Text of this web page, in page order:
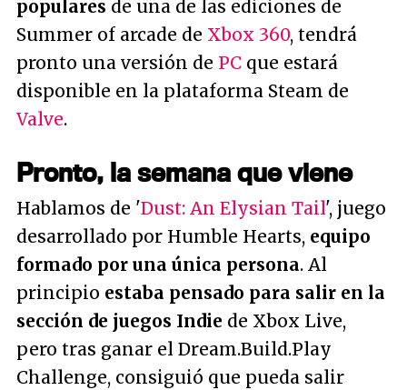
populares de una de las ediciones de
Summer of arcade de Xbox 360, tendrá
pronto una versión de PC que estará
disponible en la plataforma Steam de
Valve.
Pronto, la semana que viene
Hablamos de 'Dust: An Elysian Tail', juego
desarrollado por Humble Hearts, equipo
formado por una única persona. Al
principio estaba pensado para salir en la
sección de juegos Indie de Xbox Live,
pero tras ganar el Dream.Build.Play
Challenge, consiguió que pueda salir